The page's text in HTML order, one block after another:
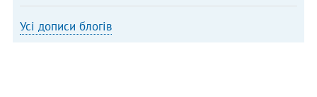
Усі дописи блогів